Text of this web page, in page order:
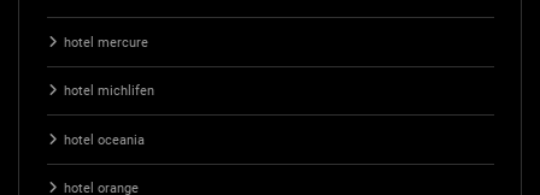
hotel mercure
hotel michlifen
hotel oceania
hotel orange